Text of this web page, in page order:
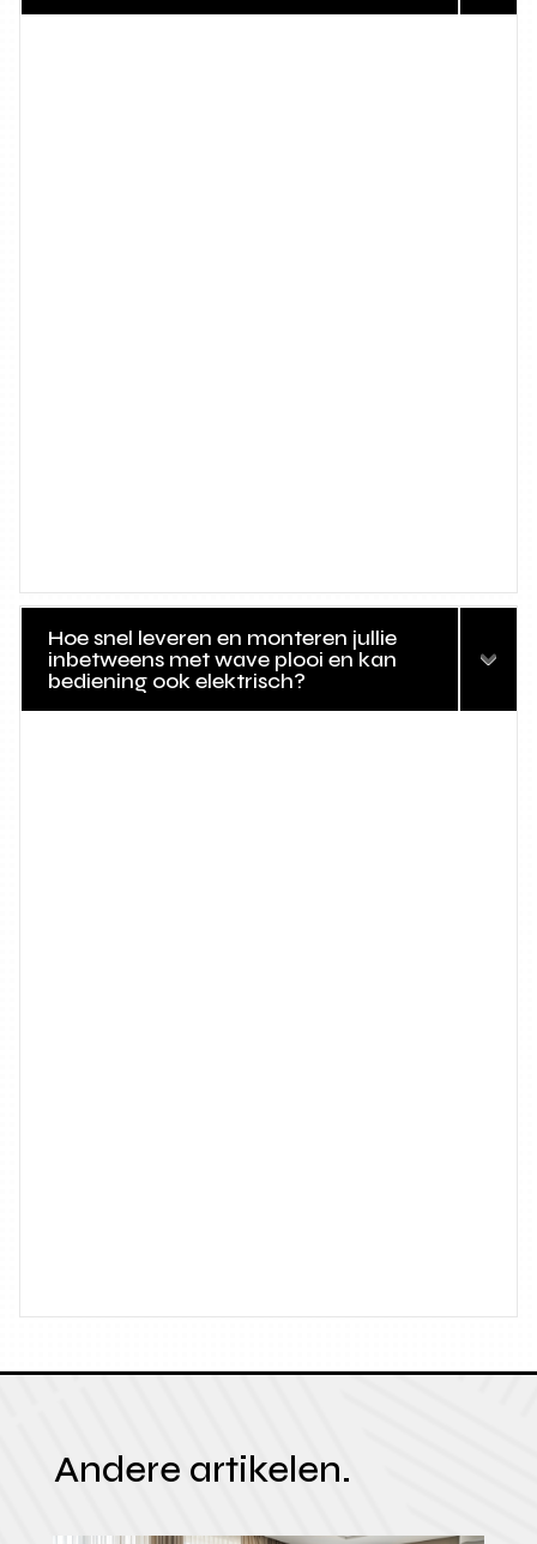
Hoe snel leveren en monteren jullie
inbetweens met wave plooi en kan
bediening ook elektrisch?
Andere artikelen.